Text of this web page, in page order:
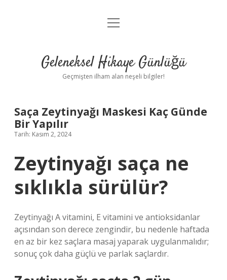
Anasayfa
Yasal Uyarı
menüyü
Geleneksel Hikaye Günlüğü
Geçmişten ilham alan neşeli bilgiler!
Saça Zeytinyağı Maskesi Kaç Günde
Bir Yapılır
Tarih: Kasım 2, 2024
Zeytinyağı saça ne
sıklıkla sürülür?
Zeytinyağı A vitamini, E vitamini ve antioksidanlar
açısından son derece zengindir, bu nedenle haftada
en az bir kez saçlara masaj yaparak uygulanmalıdır;
sonuç çok daha güçlü ve parlak saçlardır.